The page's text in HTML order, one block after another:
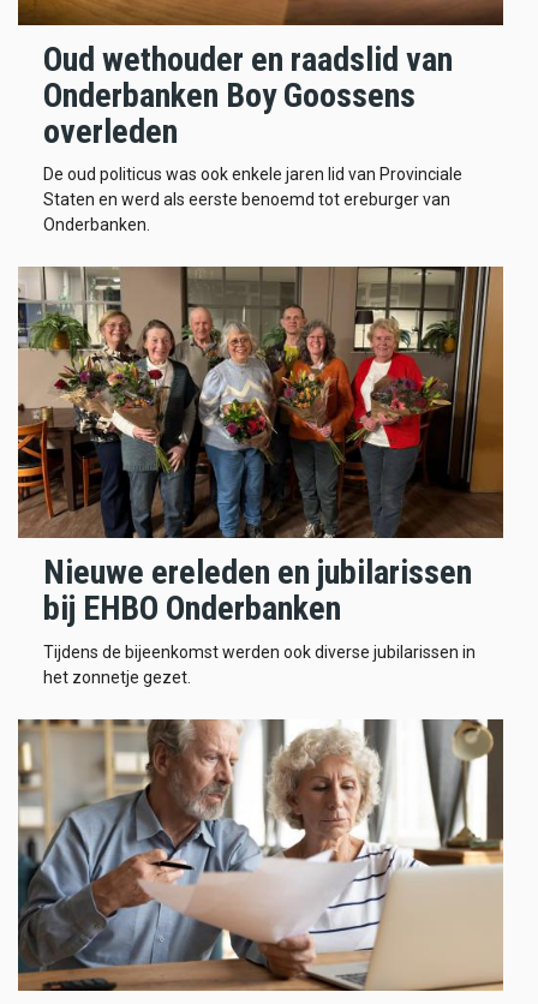
Oud wethouder en raadslid van
Onderbanken Boy Goossens
overleden
De oud politicus was ook enkele jaren lid van Provinciale
Staten en werd als eerste benoemd tot ereburger van
Onderbanken.
Nieuwe ereleden en jubilarissen
bij EHBO Onderbanken
Tijdens de bijeenkomst werden ook diverse jubilarissen in
het zonnetje gezet.